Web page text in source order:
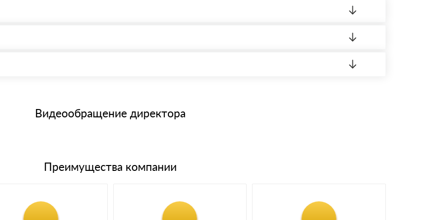
банковским картам
Видеообращение директора
Преимущества компании